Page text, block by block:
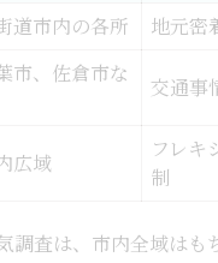
道市内の各所 地元密
市、佐倉市な
交通事
広域
フレキ
制
調査は、市内全域はも